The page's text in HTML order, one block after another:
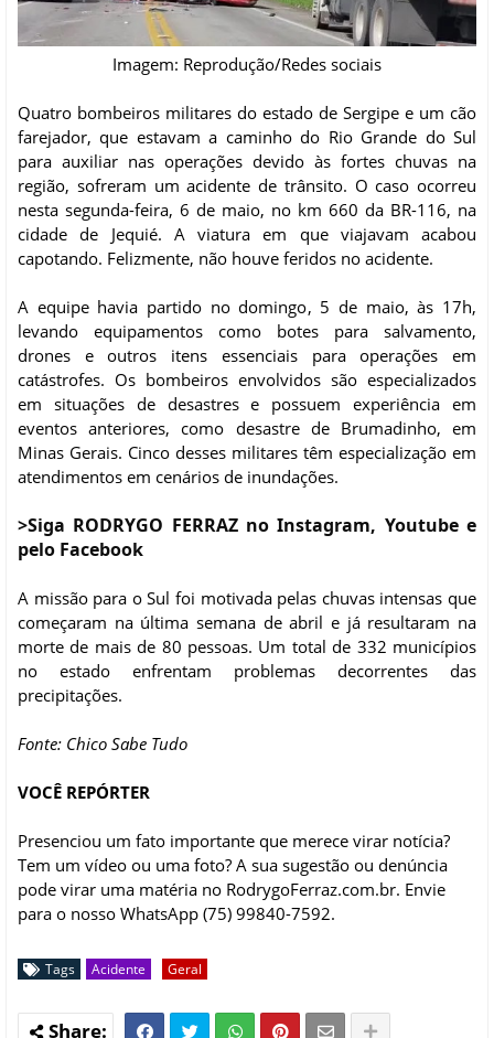
Imagem: Reprodução/Redes sociais
Quatro bombeiros militares do estado de Sergipe e um cão
farejador, que estavam a caminho do Rio Grande do Sul
para auxiliar nas operações devido às fortes chuvas na
região, sofreram um acidente de trânsito. O caso ocorreu
nesta segunda-feira, 6 de maio, no km 660 da BR-116, na
cidade de Jequié. A viatura em que viajavam acabou
capotando. Felizmente, não houve feridos no acidente.
A equipe havia partido no domingo, 5 de maio, às 17h,
levando equipamentos como botes para salvamento,
drones e outros itens essenciais para operações em
catástrofes. Os bombeiros envolvidos são especializados
em situações de desastres e possuem experiência em
eventos anteriores, como desastre de Brumadinho, em
Minas Gerais. Cinco desses militares têm especialização em
atendimentos em cenários de inundações.
>Siga RODRYGO FERRAZ no Instagram, Youtube e
pelo Facebook
A missão para o Sul foi motivada pelas chuvas intensas que
começaram na última semana de abril e já resultaram na
morte de mais de 80 pessoas. Um total de 332 municípios
no estado enfrentam problemas decorrentes das
precipitações.
Fonte: Chico Sabe Tudo
VOCÊ REPÓRTER
Presenciou um fato importante que merece virar notícia?
Tem um vídeo ou uma foto? A sua sugestão ou denúncia
pode virar uma matéria no RodrygoFerraz.com.br. Envie
para o nosso WhatsApp (75) 99840-7592.
Tags Acidente Geral